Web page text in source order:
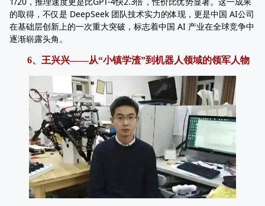
的取得，不仅是 DeepSeek 团队技术实力的体现，更是中国 AI公司
在基础层创新上的一次重大突破，标志着中国 AI 产业在全球竞争中
逐渐崭露头角。
6、王兴兴——从“小镇学渣”到机器人领域的领军人物